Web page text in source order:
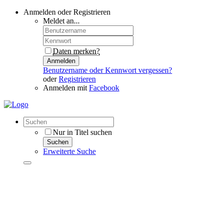
Anmelden oder Registrieren
Meldet an...
Daten merken?
Anmelden
Benutzername oder Kennwort vergessen?
oderRegistrieren
Anmelden mit Facebook
Nur in Titel suchen
Suchen
Erweiterte Suche